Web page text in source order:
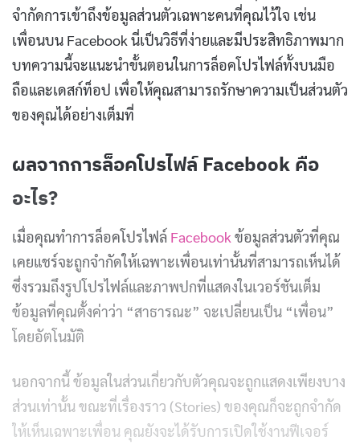
จำกัดการเข้าถึงข้อมูลส่วนตัวเฉพาะคนที่คุณไว้ใจ เช่น
เพื่อนบน Facebook นี่เป็นวิธีที่ง่ายและมีประสิทธิภาพมาก
บทความนี้จะแนะนำขั้นตอนในการล็อคโปรไฟล์ทั้งบนมือ
ถือและเดสก์ท็อป เพื่อให้คุณสามารถรักษาความเป็นส่วนตัว
ของคุณได้อย่างเต็มที่
ผลจากการล็อคโปรไฟล์ Facebook คือ
อะไร?
เมื่อคุณทำการล็อคโปรไฟล์ Facebook ข้อมูลส่วนตัวที่คุณ
เคยแชร์จะถูกจำกัดให้เฉพาะเพื่อนเท่านั้นที่สามารถเห็นได้
ซึ่งรวมถึงรูปโปรไฟล์และภาพปกที่แสดงในเวอร์ชันเต็ม
ข้อมูลที่คุณตั้งค่าว่า “สาธารณะ” จะเปลี่ยนเป็น “เพื่อน”
โดยอัตโนมัติ
นอกจากนี้ ข้อมูลในส่วนเกี่ยวกับตัวคุณจะถูกแสดงเพียงบาง
ส่วนเท่านั้น ขณะที่เรื่องราว (Stories) ของคุณก็จะถูกจำกัด
ให้เห็นเฉพาะเพื่อน คุณยังจะได้รับการเปิดใช้งานฟีเจอร์